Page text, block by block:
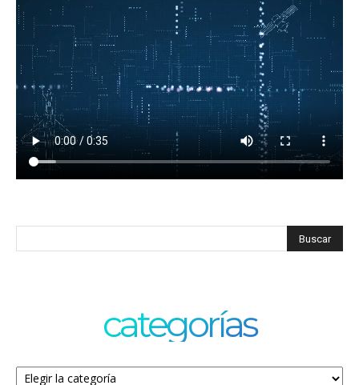
categorías
Categorías